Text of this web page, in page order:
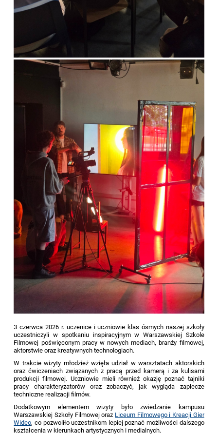
3 czerwca 2026 r. uczenice i uczniowie klas ósmych naszej szkoły
uczestniczyli w spotkaniu
inspiracyjnym w Warszawskiej Szkole
Filmowej poświęconym pracy w nowych mediach, branży filmowej,
aktorstwie oraz kreatywnych technologiach.
W trakcie wizyty młodzież wzięła udział w warsztatach aktorskich
oraz ćwiczeniach związanych z pracą przed kamerą i za kulisami
produkcji filmowej. Uczniowie mieli również okazję poznać tajniki
pracy charakteryzatorów oraz zobaczyć, jak wygląda zaplecze
techniczne realizacji filmów.
Dodatkowym elementem wizyty było zwiedzanie kampusu
Warszawskiej Szkoły Filmowej oraz Liceum Filmowego i Kreacji Gier
Wideo, co pozwoliło uczestnikom lepiej poznać możliwości dalszego
kształcenia w kierunkach artystycznych i medialnych.